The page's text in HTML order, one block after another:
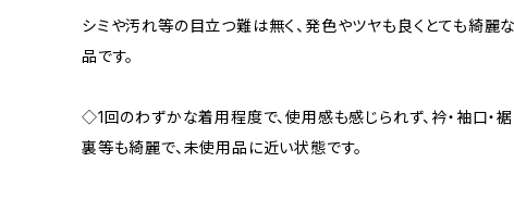
シミや汚れ等の目立つ難は無く、発色やツヤも良くとても綺麗
品です。
◇1回のわずかな着用程度で、使用感も感じられず、衿・袖口・裾
裏等も綺麗で、未使用品に近い状態です。